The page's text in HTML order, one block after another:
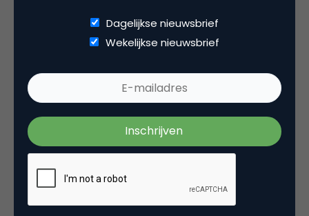
Remco de Vries
Supermooi gedaan!
Zag hem al via FB vanmorgen, heel leuk om dit
verband op deze manier te leggen.
Dagelijkse nieuwsbrief
Wekelijkse nieuwsbrief